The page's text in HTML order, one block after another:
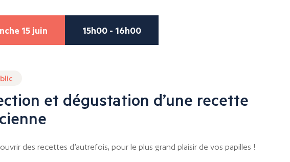
15 juin 15h00 - 16h00
et dégustation d’une recette
des recettes d’autrefois, pour le plus grand plaisir de vos papilles !